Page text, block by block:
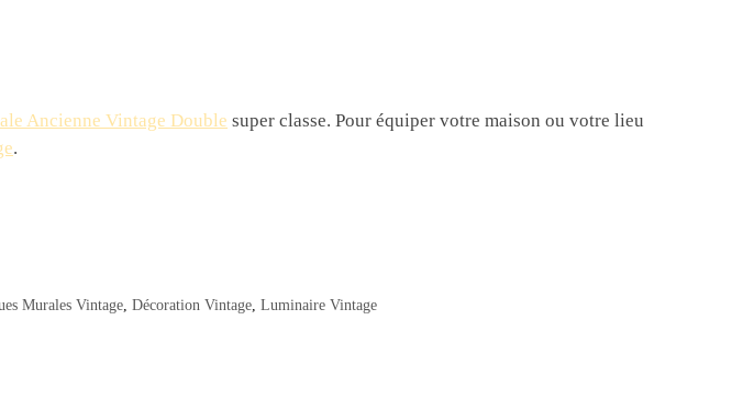
Ancienne Vintage Double super classe. Pour équiper votre maison ou votre lieu
.
Murales Vintage, Décoration Vintage, Luminaire Vintage